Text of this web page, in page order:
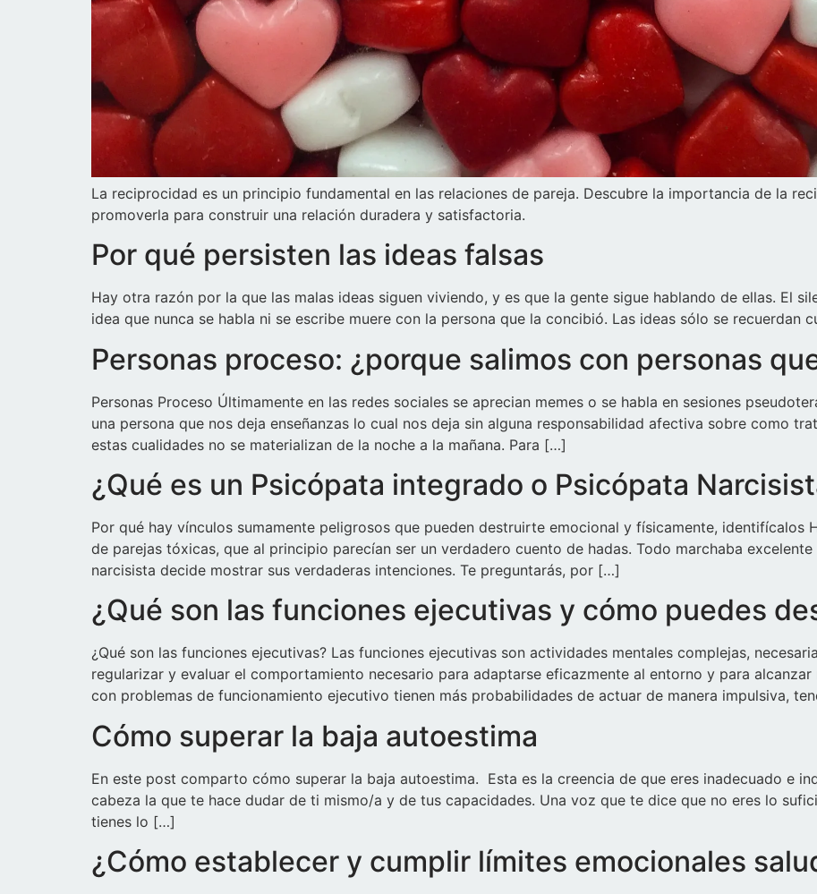
La reciprocidad es un principio fundamental en las relaciones de pareja. Descubre la importancia de la
promoverla para construir una relación duradera y satisfactoria.
Por qué persisten las ideas falsas
Hay otra razón por la que las malas ideas siguen viviendo, y es que la gente sigue hablando de ellas. El
idea que nunca se habla ni se escribe muere con la persona que la concibió. Las ideas sólo se recuerdan
Personas proceso: ¿porque salimos con personas
Personas Proceso Últimamente en las redes sociales se aprecian memes o se habla en sesiones
una persona que nos deja enseñanzas lo cual nos deja sin alguna responsabilidad afectiva sobre como
estas cualidades no se materializan de la noche a la mañana. Para […]
¿Qué es un Psicópata integrado o Psicópata
Por qué hay vínculos sumamente peligrosos que pueden destruirte emocional y físicamente, identifícalos
de parejas tóxicas, que al principio parecían ser un verdadero cuento de hadas. Todo marchaba
narcisista decide mostrar sus verdaderas intenciones. Te preguntarás, por […]
¿Qué son las funciones ejecutivas y cómo puedes
¿Qué son las funciones ejecutivas? Las funciones ejecutivas son actividades mentales complejas,
regularizar y evaluar el comportamiento necesario para adaptarse eficazmente al entorno y para
con problemas de funcionamiento ejecutivo tienen más probabilidades de actuar de manera impulsiva,
Cómo superar la baja autoestima
En este post comparto cómo superar la baja autoestima. Esta es la creencia de que eres inadecuado e
cabeza la que te hace dudar de ti mismo/a y de tus capacidades. Una voz que te dice que no eres lo
tienes lo […]
¿Cómo establecer y cumplir límites emocionales